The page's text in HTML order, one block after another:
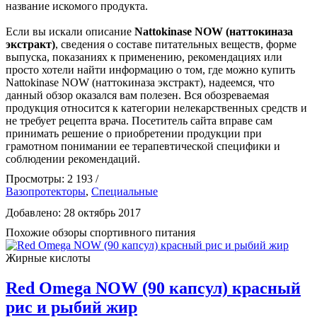
название искомого продукта.
Если вы искали описание Nattokinase NOW (наттокиназа
экстракт), сведения о составе питательных веществ, форме
выпуска, показаниях к применению, рекомендациях или
просто хотели найти информацию о том, где можно купить
Nattokinase NOW (наттокиназа экстракт), надеемся, что
данный обзор оказался вам полезен. Вся обозреваемая
продукция относится к категории нелекарственных средств и
не требует рецепта врача. Посетитель сайта вправе сам
принимать решение о приобретении продукции при
грамотном понимании ее терапевтической специфики и
соблюдении рекомендаций.
Просмотры: 2 193 /
Вазопротекторы, Специальные
Добавлено: 28 октябрь 2017
Похожие обзоры спортивного питания
Жирные кислоты
Red Omega NOW (90 капсул) красный
рис и рыбий жир